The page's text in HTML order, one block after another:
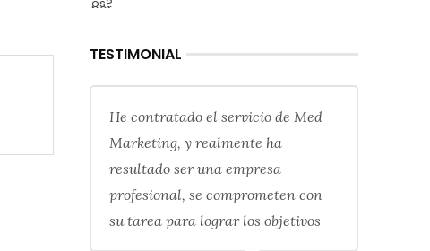
TESTIMONIAL
He contratado el servicio de Med
Marketing, y realmente ha
resultado ser una empresa
profesional, se comprometen con
su tarea para lograr los objetivos